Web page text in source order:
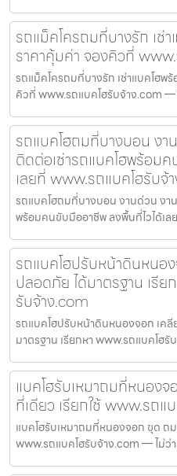
รถแม็คโครถมที่บางรัก เช่
ราคาคุ้มค่า จองคิวที่
รถแม็คโครถมที่บางรัก เช่าแบคโฮ
คิวที่ www.รถแบคโฮรับจ้าง.com —
รถแบคโฮถมที่บางบอน งา
ติดต่อเช่ารถแบคโฮพร้อม
เลยที่ www.รถแบคโฮรับจ้
รถแบคโฮถมที่บางบอน งานด่วน งา
พร้อมคนขับมืออาชีพ ลงพื้นที่ไวได้เล
รถแบคโฮปรับหน้าดินหนอ
ปลอดภัย ได้มาตรฐาน เรีย
รับจ้าง.com
รถแบคโฮปรับหน้าดินหนองจอก เค
มาตรฐาน เรียกหา www.รถแบคโฮ
แบคโฮรับเหมาถมที่หนอง
ที่เดียว เรียกใช้ www.รถแ
แบคโฮรับเหมาถมที่หนองจอก ขุด ถม
www.รถแบคโฮรับจ้าง.com — ไม่ว่